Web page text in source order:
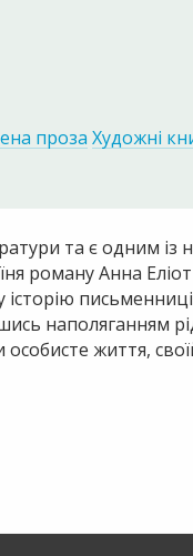
проза Художні
та є одним із
роману Анна
наполяганням
життя,